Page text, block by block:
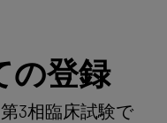
の登録
3相臨床試験で